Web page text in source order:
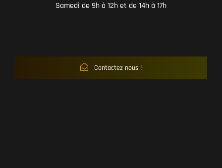
Samedi de 9h à 12h et de 14h à 17h
Contactez nous !